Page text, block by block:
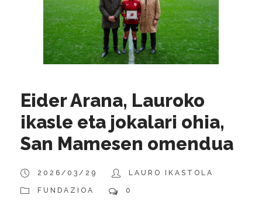
Eider Arana, Lauroko
ikasle eta jokalari ohia,
San Mamesen omendua
2026/03/29 LAURO IKASTOLA
FUNDAZIOA 0